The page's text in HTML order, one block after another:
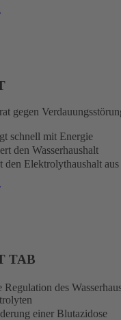
gegen
schnell mit Energie
den Wasserhaushalt
den Elektrolythaushalt aus
TAB
Regulation des
einer Blutazidose